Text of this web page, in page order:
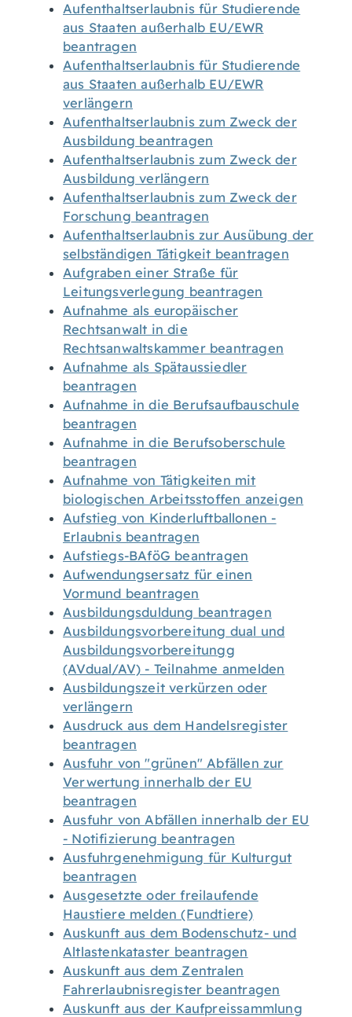
Aufenthaltserlaubnis für Studierende
aus Staaten außerhalb EU/EWR
beantragen
Aufenthaltserlaubnis für Studierende
aus Staaten außerhalb EU/EWR
verlängern
Aufenthaltserlaubnis zum Zweck der
Ausbildung beantragen
Aufenthaltserlaubnis zum Zweck der
Ausbildung verlängern
Aufenthaltserlaubnis zum Zweck der
Forschung beantragen
Aufenthaltserlaubnis zur Ausübung der
selbständigen Tätigkeit beantragen
Aufgraben einer Straße für
Leitungsverlegung beantragen
Aufnahme als europäischer
Rechtsanwalt in die
Rechtsanwaltskammer beantragen
Aufnahme als Spätaussiedler
beantragen
Aufnahme in die Berufsaufbauschule
beantragen
Aufnahme in die Berufsoberschule
beantragen
Aufnahme von Tätigkeiten mit
biologischen Arbeitsstoffen anzeigen
Aufstieg von Kinderluftballonen -
Erlaubnis beantragen
Aufstiegs-BAföG beantragen
Aufwendungsersatz für einen
Vormund beantragen
Ausbildungsduldung beantragen
Ausbildungsvorbereitung dual und
Ausbildungsvorbereitungg
(AVdual/AV) - Teilnahme anmelden
Ausbildungszeit verkürzen oder
verlängern
Ausdruck aus dem Handelsregister
beantragen
Ausfuhr von "grünen" Abfällen zur
Verwertung innerhalb der EU
beantragen
Ausfuhr von Abfällen innerhalb der EU
- Notifizierung beantragen
Ausfuhrgenehmigung für Kulturgut
beantragen
Ausgesetzte oder freilaufende
Haustiere melden (Fundtiere)
Auskunft aus dem Bodenschutz- und
Altlastenkataster beantragen
Auskunft aus dem Zentralen
Fahrerlaubnisregister beantragen
Auskunft aus der Kaufpreissammlung